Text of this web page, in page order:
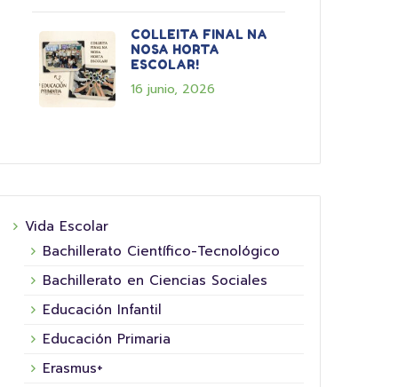
COLLEITA FINAL NA
NOSA HORTA
ESCOLAR!
16 junio, 2026
Vida Escolar
Bachillerato Científico-Tecnológico
Bachillerato en Ciencias Sociales
Educación Infantil
Educación Primaria
Erasmus+